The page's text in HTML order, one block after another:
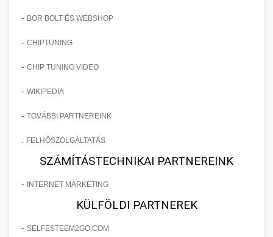
- BOR BOLT ÉS WEBSHOP
- CHIPTUNING
- CHIP TUNING VIDEO
- WIKIPEDIA
- TOVÁBBI PARTNEREINK
FELHŐSZOLGÁLTATÁS
SZÁMÍTÁSTECHNIKAI PARTNEREINK
- INTERNET MARKETING
KÜLFÖLDI PARTNEREK
- SELFESTEEM2GO.COM